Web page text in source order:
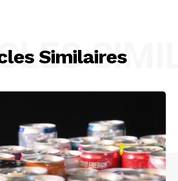
Similaires